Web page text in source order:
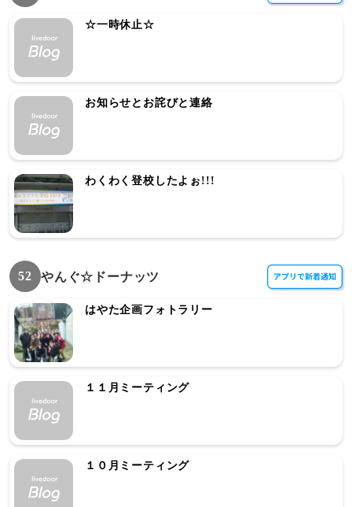
☆一時休止☆
お知らせとお詫びと連絡
わくわく登校したよぉ!!!
52 やんぐ☆ドーナッツ
はやた企画フォトラリー
１１月ミーティング
１０月ミーティング